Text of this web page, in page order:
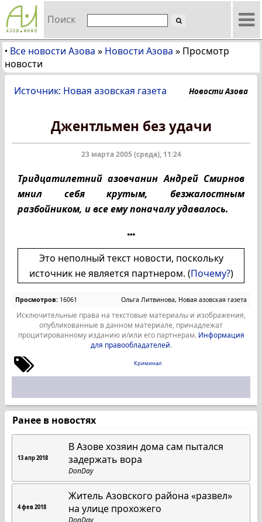
Поиск
• Все новости Азова » Новости Азова » Просмотр
новости
Источник: Новая азовская газета Новости Азова
Джентльмен без удачи
23 марта 2005 (среда), 11:24
Тридцатилетний азовчанин Андрей Смирнов
мнил себя крутым, безжалостным
разбойником, и все ему поначалу удавалось.
Это неполный текст новости, поскольку
источник не является партнером. (Почему?)
Просмотров: 16061 Ольга Литвинова, Новая азовская газета
Исключительные права на текстовые материалы и изображения,
опубликованные в данном материале, принадлежат
процитированному изданию и/или его партнерам. Информация
для правообладателей.
Криминал
Ранее в новостях
13 апр 2018
В Азове хозяин дома сам пытался
задержать вора
DonDay
4 фев 2018
Житель Азовского района «развел»
на улице прохожего
DonDay